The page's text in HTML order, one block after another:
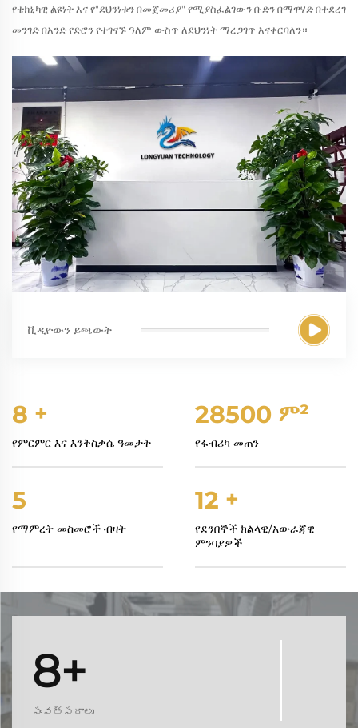
የቴክኒካዊ ልዩነት እና የ"ደህንነቱን በመጀመሪያ" የሚያስፈልገውን ቡድን በማዋሃድ በተደረገ
መንገድ በአንድ የድሮን የተገናኙ ዓለም ውስጥ ለደህንነት ማረጋገጥ እናቀርባለን።
ቪዲዮውን ይጫውት
8 +
የምርምር እና እንቅስቃሴ ዓመታት
30000 ም²
የፋብሪካ መጠን
5
የማምረት መስመሮች ብዛት
13 +
የደንበኞች ክልላዊ/አውራጃዊ
ምንባያዎች
8+
సంవత్సరాలు